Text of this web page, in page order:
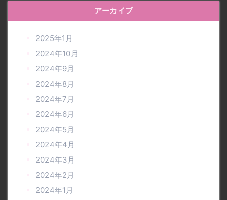
アーカイブ
2025年1月
2024年10月
2024年9月
2024年8月
2024年7月
2024年6月
2024年5月
2024年4月
2024年3月
2024年2月
2024年1月